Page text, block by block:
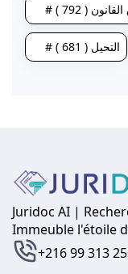
( 792 )
# التحيل ( 681 )
Juridoc AI |
Immeuble l'étoile
+216 99 313